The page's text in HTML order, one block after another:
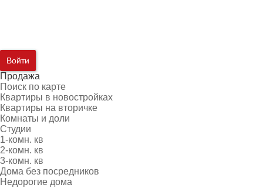
Войти
Продажа
Поиск по карте
Квартиры в новостройках
Квартиры на вторичке
Комнаты и доли
Студии
1-комн. кв
2-комн. кв
3-комн. кв
Дома без посредников
Недорогие дома